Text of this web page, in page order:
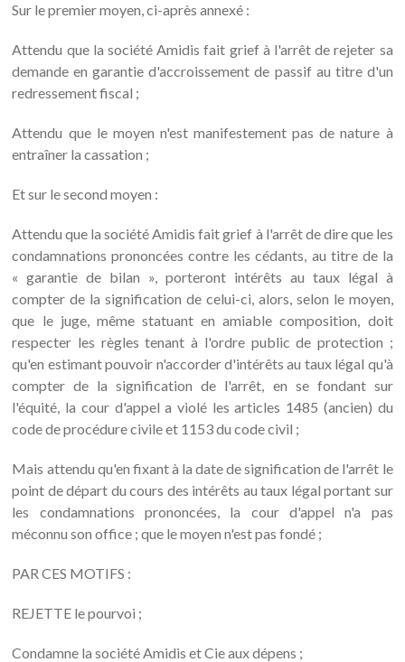
Sur le premier moyen, ci-après annexé :
Attendu que la société Amidis fait grief à l'arrêt de rejeter sa
demande en garantie d'accroissement de passif au titre d'un
redressement fiscal ;
Attendu que le moyen n'est manifestement pas de nature à
entraîner la cassation ;
Et sur le second moyen :
Attendu que la société Amidis fait grief à l'arrêt de dire que les
condamnations prononcées contre les cédants, au titre de la
« garantie de bilan », porteront intérêts au taux légal à
compter de la signification de celui-ci, alors, selon le moyen,
que le juge, même statuant en amiable composition, doit
respecter les règles tenant à l'ordre public de protection ;
qu'en estimant pouvoir n'accorder d'intérêts au taux légal qu'à
compter de la signification de l'arrêt, en se fondant sur
l'équité, la cour d'appel a violé les articles 1485 (ancien) du
code de procédure civile et 1153 du code civil ;
Mais attendu qu'en fixant à la date de signification de l'arrêt le
point de départ du cours des intérêts au taux légal portant sur
les condamnations prononcées, la cour d'appel n'a pas
méconnu son office ; que le moyen n'est pas fondé ;
PAR CES MOTIFS :
REJETTE le pourvoi ;
Condamne la société Amidis et Cie aux dépens ;